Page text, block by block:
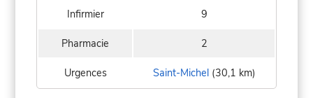
Infirmier 9
Pharmacie 2
Urgences Saint-Michel(30,1 km)